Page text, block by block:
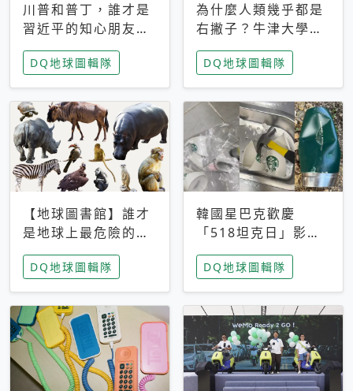
川普和普丁，誰才是
習近平的知心朋友？
專家：外交話語權掌
握在北京手中
DQ地球圖輯隊
為什麼人類幾乎都是
右撇子？牛津大學：
直立行走、腦容量擴
張成演化關鍵
DQ地球圖輯隊
【地球圖書館】誰才
是地球上最危險的動
物？人類喜好決定哪
些動物「揹黑鍋」
DQ地球圖輯隊
韓國星巴克歡慶
「518坦克日」影射
光州民主化運動 民
眾：別在歷史傷口上
做生意
DQ地球圖輯隊